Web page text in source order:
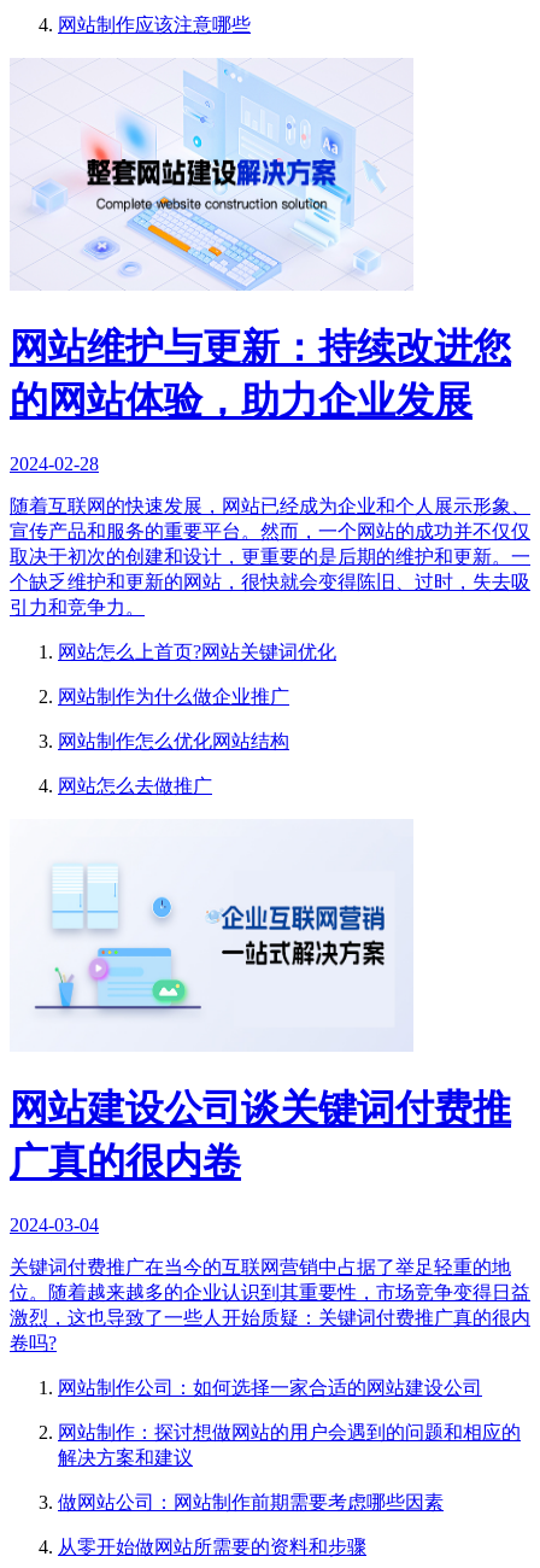
网站制作应该注意哪些
网站维护与更新：持续改进您
的网站体验，助力企业发展
2024-02-28
随着互联网的快速发展，网站已经成为企业和个人展示形象、
宣传产品和服务的重要平台。然而，一个网站的成功并不仅仅
取决于初次的创建和设计，更重要的是后期的维护和更新。一
个缺乏维护和更新的网站，很快就会变得陈旧、过时，失去吸
引力和竞争力。
网站怎么上首页?网站关键词优化
网站制作为什么做企业推广
网站制作怎么优化网站结构
网站怎么去做推广
网站建设公司谈关键词付费推
广真的很内卷
2024-03-04
关键词付费推广在当今的互联网营销中占据了举足轻重的地
位。随着越来越多的企业认识到其重要性，市场竞争变得日益
激烈，这也导致了一些人开始质疑：关键词付费推广真的很内
卷吗?
网站制作公司：如何选择一家合适的网站建设公司
网站制作：探讨想做网站的用户会遇到的问题和相应的
解决方案和建议
做网站公司：网站制作前期需要考虑哪些因素
从零开始做网站所需要的资料和步骤